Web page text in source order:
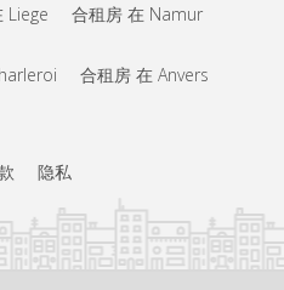
Liege
合租房 在 Namur
合租房 在 Anvers
隐私